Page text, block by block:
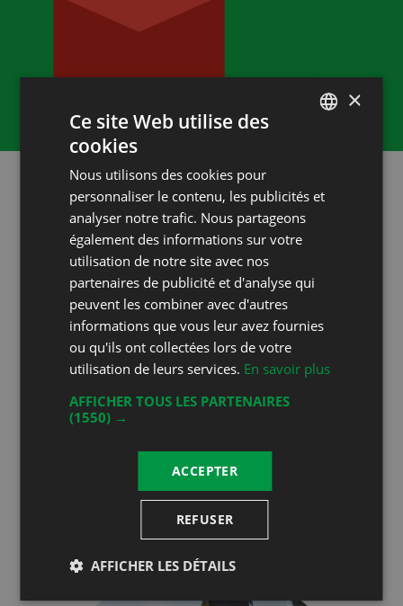
Vaud wines
8 AOC in 6 regions
Six regions, as different as they are lustrous,
reflect the diversity of the vineyards of
Vaud. Their setting is noble, seemingly
boundless. And their many moods...?
Dominated by rocky outcrops of the Alps or
reflected mirror-like in the waters of Lake
marvels: six climates, six settings, six tourist
×
Ce site Web utilise des
cookies
Nous utilisons des cookies pour
personnaliser le contenu, les publicités et
analyser notre trafic. Nous partageons
également des informations sur votre
utilisation de notre site avec nos
partenaires de publicité et d'analyse qui
peuvent les combiner avec d'autres
informations que vous leur avez fournies
ou qu'ils ont collectées lors de votre
utilisation de leurs services. En savoir plus
AFFICHER TOUS LES PARTENAIRES
(1550) →
ACCEPTER
REFUSER
AFFICHER LES DÉTAILS